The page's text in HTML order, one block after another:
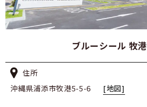
ブルーシール 牧港
住所
沖縄県浦添市牧港5-5-6
[地図]